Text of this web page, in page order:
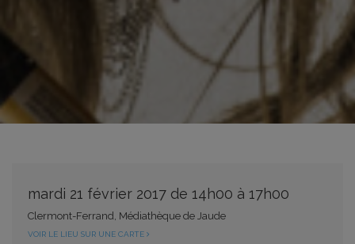
mardi 21 février 2017 de 14h00 à 17h00
Clermont-Ferrand, Médiathèque de Jaude
VOIR LE LIEU SUR UNE CARTE